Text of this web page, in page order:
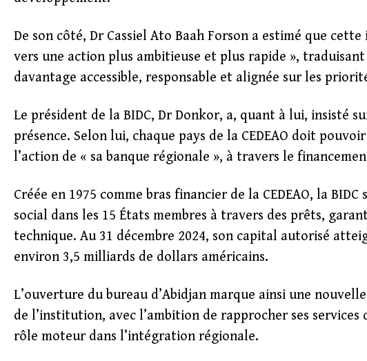
De son côté, Dr Cassiel Ato Baah Forson a estimé que
vers une action plus ambitieuse et plus rapide »,
davantage accessible, responsable et alignée sur les
Le président de la BIDC, Dr Donkor, a, quant à lui, insisté
présence. Selon lui, chaque pays de la CEDEAO doit
l’action de « sa banque régionale », à travers le
Créée en 1975 comme bras financier de la CEDEAO, la
social dans les 15 États membres à travers des prêts,
technique. Au 31 décembre 2024, son capital autorisé
environ 3,5 milliards de dollars américains.
L’ouverture du bureau d’Abidjan marque ainsi une
de l’institution, avec l’ambition de rapprocher ses
rôle moteur dans l’intégration régionale.